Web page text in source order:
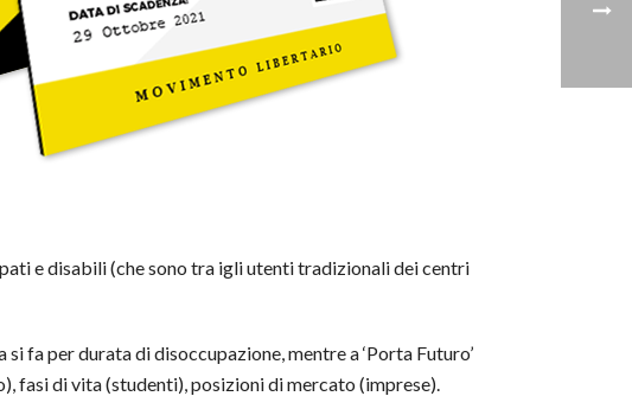
e disabili (che sono tra igli utenti tradizionali dei centri
fa per durata di disoccupazione, mentre a ‘Porta Futuro’
fasi di vita (studenti), posizioni di mercato (imprese).